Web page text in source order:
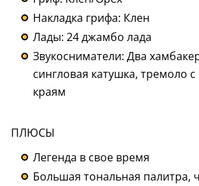
Накладка грифа: Клен
Лады: 24 джамбо лада
Звукосниматели: Два
сингловая катушка, тремоло
краям
ПЛЮСЫ
Легенда в свое время
Большая тональная палитра,